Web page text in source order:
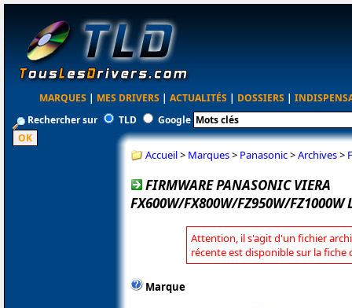
MARQUES | MES DRIVERS | ACTUALITÉS | DOSSIERS |
Rechercher sur
TLD Google
Accueil> Marques> Panasonic>Archives>
FIRMWARE PANASONIC VIERA
FX600W/FX800W/FZ950W/
Attention, il s'agit d'un fichier
récente est disponible sur la fiche
Marque